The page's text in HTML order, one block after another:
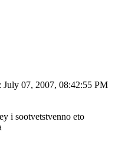
: July 07, 2007, 08:42:55 PM
i sootvetstvenno eto